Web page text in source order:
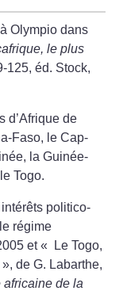
Olympio dans
le plus
125, éd. Stock,
d’Afrique de
Faso, le Cap-
la Guinée-
Togo.
politico-
régime
et «
Le Togo,
», de G. Labarthe,
de la